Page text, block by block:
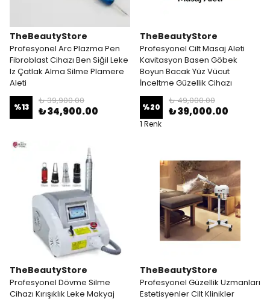
TheBeautyStore
Profesyonel Arc Plazma Pen
Fibroblast Cihazı Ben Siğil Leke
Iz Çatlak Alma Silme Plamere
Aleti
%13
₺ 39,900.00
₺ 34,900.00
TheBeautyStore
Profesyonel Cilt Masaj Aleti
Kavitasyon Basen Göbek
Boyun Bacak Yüz Vücut
İnceltme Güzellik Cihazı
%20
₺ 49,000.00
₺ 39,000.00
1 Renk
TheBeautyStore
Profesyonel Dövme Silme
Cihazı Kırışıklık Leke Makyaj
TheBeautyStore
Profesyonel Güzellik Uzmanları
Estetisyenler Cilt Klinikler